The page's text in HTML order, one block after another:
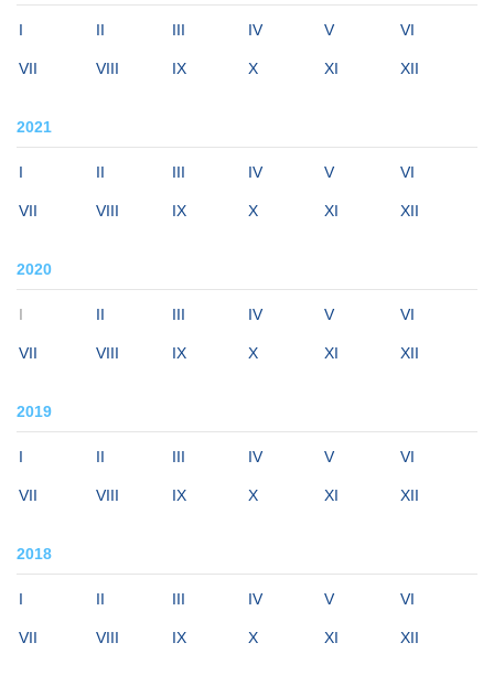
I II III IV V VI
VII VIII IX X XI XII
2021
I II III IV V VI
VII VIII IX X XI XII
2020
I II III IV V VI
VII VIII IX X XI XII
2019
I II III IV V VI
VII VIII IX X XI XII
2018
I II III IV V VI
VII VIII IX X XI XII